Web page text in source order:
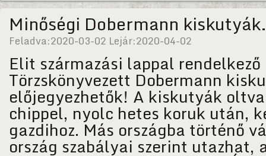
Minőségi Dobermann kiskutyák.
Feladva:2020-03-02 Lejár:2020-04-02
Elit származási lappal
Törzskönyvezett Dobermann
előjegyezhetők! A kiskutyák
chippel, nyolc hetes koruk után,
gazdihoz. Más országba történő
ország szabályai szerint utazhat,